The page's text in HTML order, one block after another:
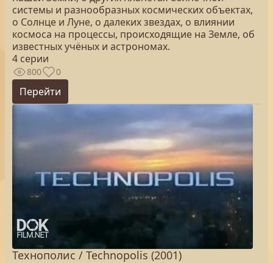
системы и разнообразных космических объектах,
о Солнце и Луне, о далеких звездах, о влиянии
космоса на процессы, происходящие на Земле, об
известных учёных и астрономах.
4 серии
800 0
Перейти
Технополис / Technopolis (2001)